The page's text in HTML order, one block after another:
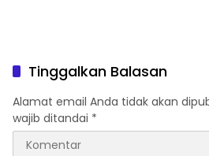
Tinggalkan Balasan
Alamat email Anda tidak akan
wajib ditandai *